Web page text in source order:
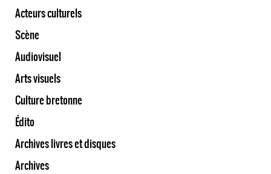
Acteurs culturels
Scène
Audiovisuel
Arts visuels
Culture bretonne
Édito
Archives livres et disques
Archives